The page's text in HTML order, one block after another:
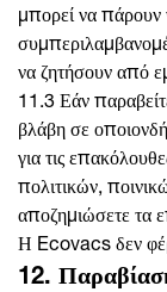
μπορεί να πάρουν
να ζητήσουν από
11.3 Εάν
βλάβη σε
για τις
πολιτικών,
αποζημιώσετε τα
Η Ecovacs δεν
12.